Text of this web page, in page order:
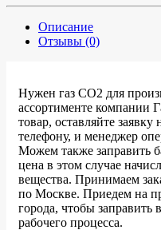
Описание
Отзывы (0)
Нужен газ CO2 для
ассортименте компании
товар, оставляйте
телефону, и менеджер
Можем также заправить
цена в этом случае
вещества. Принимаем
по Москве. Приедем на
города, чтобы заправить
рабочего процесса.